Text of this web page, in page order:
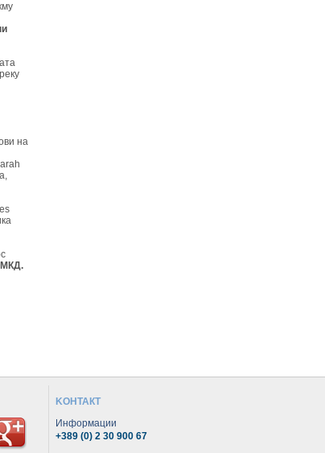
на
МКД.
KОНТАКТ
Информации
+389 (0) 2 30 900 67